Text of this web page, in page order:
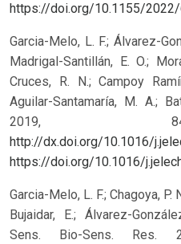
https://doi.org/10.1155/
Garcia-Melo, L. F.; Álvarez-
Madrigal-Santillán, E. O.;
Cruces, R. N.; Campoy
Aguilar-Santamaría, M. A.;
2019,
http://dx.doi.org/10.1016/
https://doi.org/10.1016/
Garcia-Melo, L. F.; Chagoya, P.
Bujaidar, E.; Álvarez-
Sens. Bio-Sens. Res.